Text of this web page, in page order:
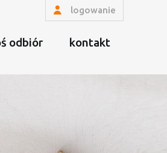
logowanie
odbiór kontakt